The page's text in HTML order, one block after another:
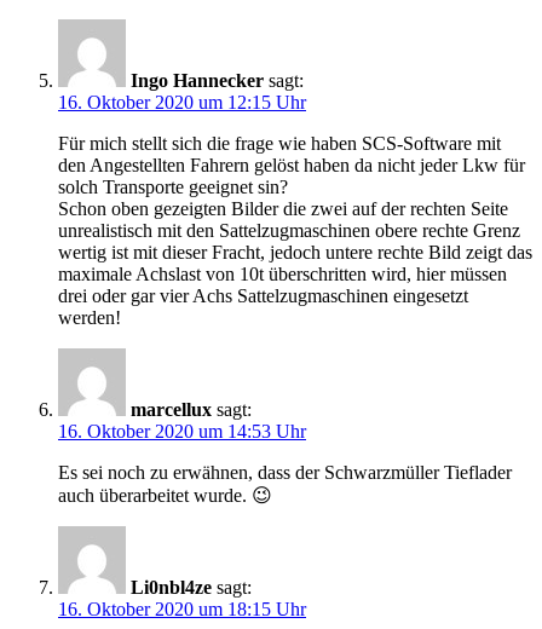
Ingo Hannecker sagt:
16. Oktober 2020 um 12:15 Uhr
Für mich stellt sich die frage wie haben SCS-Software mit
den Angestellten Fahrern gelöst haben da nicht jeder Lkw für
solch Transporte geeignet sin?
Schon oben gezeigten Bilder die zwei auf der rechten Seite
unrealistisch mit den Sattelzugmaschinen obere rechte Grenz
wertig ist mit dieser Fracht, jedoch untere rechte Bild zeigt das
maximale Achslast von 10t überschritten wird, hier müssen
drei oder gar vier Achs Sattelzugmaschinen eingesetzt
werden!
marcellux sagt:
16. Oktober 2020 um 14:53 Uhr
Es sei noch zu erwähnen, dass der Schwarzmüller Tieflader
auch überarbeitet wurde. 😉
Li0nbl4ze sagt:
16. Oktober 2020 um 18:15 Uhr